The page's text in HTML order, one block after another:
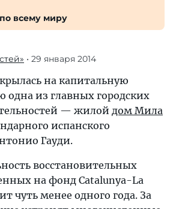
по всему миру
• 29 января 2014
на капитальную
одна из главных городских
— жилой дом Мила
испанского
Гауди.
восстановительных
на фонд Catalunya-La
чуть менее одного года. За